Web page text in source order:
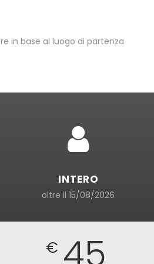
in base al luogo di partenza
INTERO
oltre il 15/08/2026
€ 45